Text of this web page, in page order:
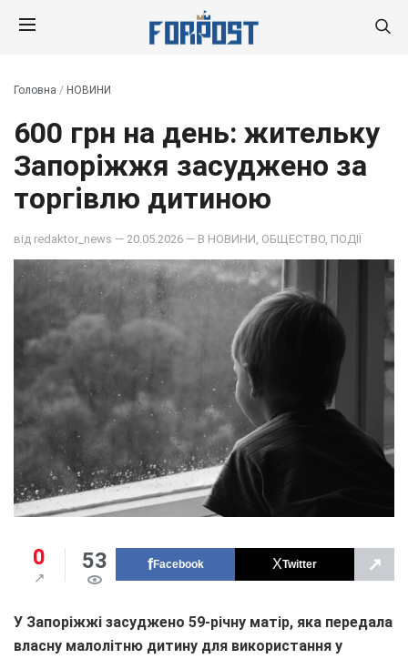
Головна / НОВИНИ
600 грн на день: жительку
Запоріжжя засуджено за
торгівлю дитиною
від redaktor_news — 20.05.2026 — В НОВИНИ ОБЩЕСТВО ПОДІЇ
0 53 Facebook Twitter ↗
У Запоріжжі засуджено 59-річну матір, яка передала
власну малолітню дитину для використання у